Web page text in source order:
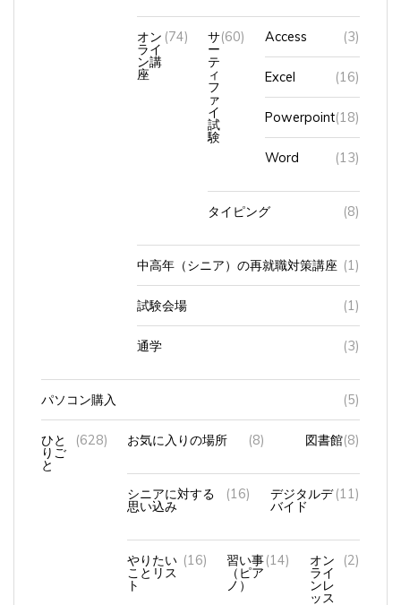
ライ
ン講
座
(74)
ー
テ
ィ
フ
ァ
イ
試
験
(60) Access (3)
Excel (16)
Powerpoint (18)
Word (13)
タイピング (8)
中高年（シニア）の再就職対策講座 (1)
試験会場 (1)
通学 (3)
パソコン購入 (5)
りご
と
(628) お気に入りの場所 (8) 図書館 (8)
シニアに対する
思い込み
(16) デジタルデ
バイド
(11)
やりたい
ことリス
ト
(16) 習い事
（ピア
ノ）
(14)
ライ
ンレ
ッス
(2)